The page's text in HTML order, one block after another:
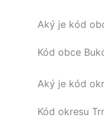
Aký je kód
Kód obce
Aký je kód
Kód okresu